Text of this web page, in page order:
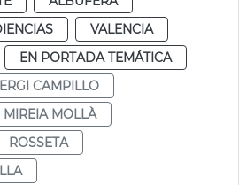
VALENCIA
EN PORTADA TEMÁTICA
CAMPILLO
MIREIA MOLLÀ
ROSSETA